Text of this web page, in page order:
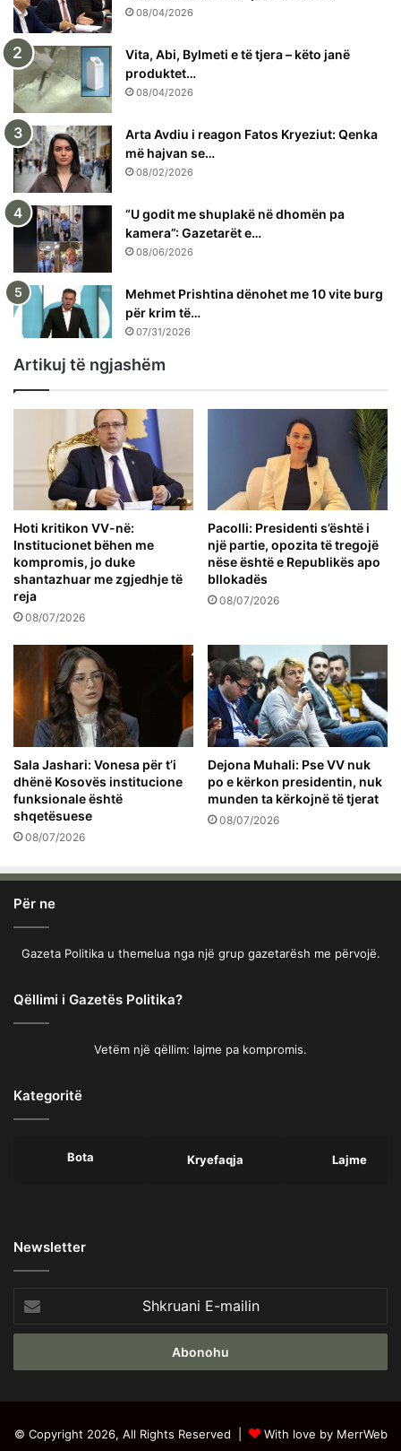
08/04/2026
Vita, Abi, Bylmeti e të tjera – këto janë
produktet…
08/04/2026
Arta Avdiu i reagon Fatos Kryeziut: Qenka
më hajvan se…
08/02/2026
“U godit me shuplakë në dhomën pa
kamera”: Gazetarët e…
08/06/2026
Mehmet Prishtina dënohet me 10 vite burg
për krim të…
07/31/2026
Artikuj të ngjashëm
Hoti kritikon VV-në:
Institucionet bëhen me
kompromis, jo duke
shantazhuar me zgjedhje të
reja
08/07/2026
Pacolli: Presidenti s’është i
një partie, opozita të tregojë
nëse është e Republikës apo
bllokadës
08/07/2026
Sala Jashari: Vonesa për t’i
dhënë Kosovës institucione
funksionale është
shqetësuese
08/07/2026
Dejona Muhali: Pse VV nuk
po e kërkon presidentin, nuk
munden ta kërkojnë të tjerat
08/07/2026
Për ne
Gazeta Politika u themelua nga një grup gazetarësh me përvojë.
Qëllimi i Gazetës Politika?
Vetëm një qëllim: lajme pa kompromis.
Kategoritë
Bota Kryefaqja Lajme
Newsletter
E-
mailin
© Copyright 2026, All Rights Reserved | With love by MerrWeb